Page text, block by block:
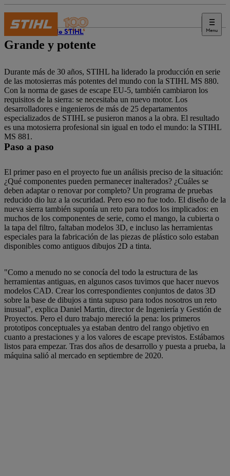
Menu
Diario de STIHL
Grande y potente
Durante más de 30 años, STIHL ha liderado la producción en serie
de las motosierras más potentes del mundo con la STIHL MS 880.
Con la norma de gases de escape EU-5, también cambiaron los
requisitos de la sierra: se necesitaba un nuevo motor. Los
desarrolladores e ingenieros de más de 25 departamentos
especializados de STIHL se pusieron manos a la obra. El resultado
es una motosierra profesional sin igual en todo el mundo: la STIHL
MS 881.
Paso a paso
El primer paso en el proyecto fue un análisis preciso de la situación:
¿Qué componentes pueden permanecer inalterados? ¿Cuáles se
deben adaptar o renovar por completo? Un programa de pruebas
reducido dio luz a la oscuridad. Pero eso no fue todo. El diseño de la
nueva sierra también suponía un reto para todos los implicados: en
muchos de los componentes de serie, como el mango, la cubierta o
la tapa del filtro, faltaban modelos 3D, e incluso las herramientas
especiales para la fabricación de las piezas de plástico solo estaban
disponibles como antiguos dibujos 2D a tinta.
"Como a menudo no se conocía del todo la estructura de las
herramientas antiguas, en algunos casos tuvimos que hacer nuevos
modelos CAD. Crear los correspondientes conjuntos de datos 3D
sobre la base de dibujos a tinta supuso para todos nosotros un reto
inusual", explica Daniel Martin, director de Ingeniería y Gestión de
Proyectos. Pero el duro trabajo mereció la pena: los primeros
prototipos conceptuales ya estaban dentro del rango objetivo en
cuanto a prestaciones y a los valores de escape previstos. Estábamos
listos para empezar. Tras dos años de desarrollo y puesta a prueba, la
máquina salió al mercado en septiembre de 2020.